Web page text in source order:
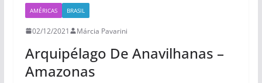
AMÉRICAS BRASIL
02/12/2021 Márcia Pavarini
Arquipélago De Anavilhanas –
Amazonas